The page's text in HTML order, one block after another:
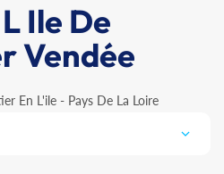
Ile De
Vendée
En L'ile - Pays De La Loire